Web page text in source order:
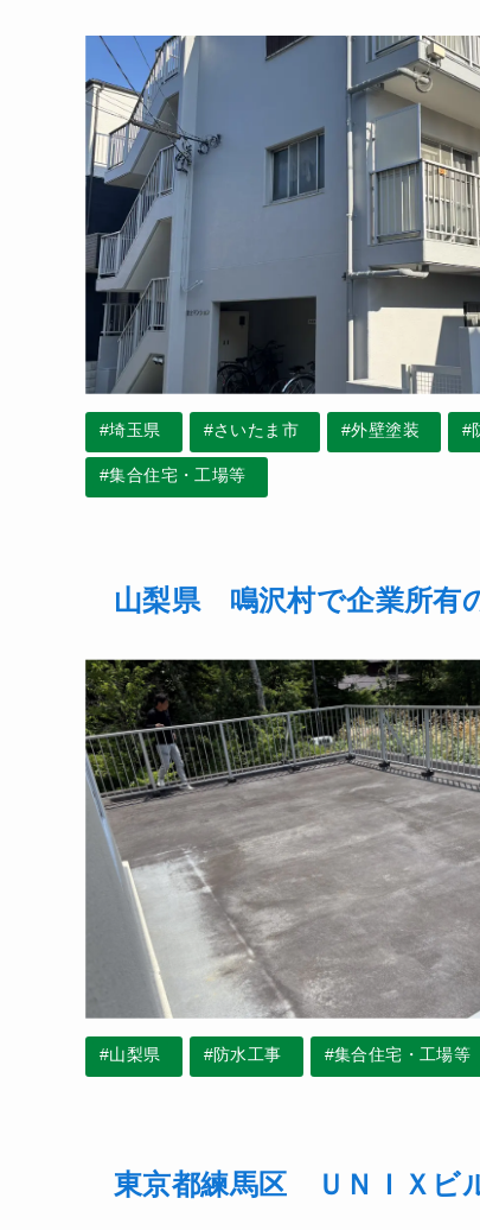
#埼玉県 #さいたま市 #外壁塗装 #
#集合住宅・工場等
山梨県 鳴沢村で企業所有
#山梨県 #防水工事 #集合住宅・工場等
東京都練馬区 ＵＮＩＸビ